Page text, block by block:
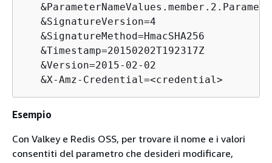
   &SignatureVersion=4
   &SignatureMethod=HmacSHA256
   &Timestamp=20150202T192317Z
   &Version=2015-02-02
   &X-Amz-Credential=<credential>
Esempio
Con Valkey e Redis OSS, per trovare il nome e i valori
consentiti del parametro che desideri modificare,